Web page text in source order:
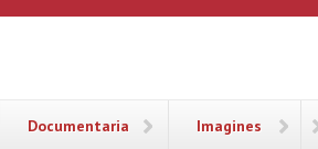
Documentaria Imagines